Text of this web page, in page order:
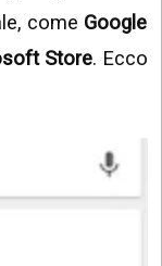
come Google
Store. Ecco